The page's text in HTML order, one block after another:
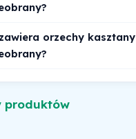
orzechy kasztany
produktów